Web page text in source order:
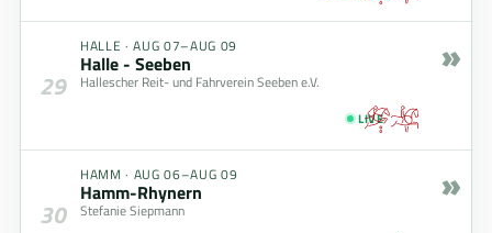
29
HALLE ·AUG 07–AUG 09
Halle - Seeben
Hallescher Reit- und Fahrverein Seeben e.V.
LIVE
»
30
HAMM · AUG 06–AUG 09
Hamm-Rhynern
Stefanie Siepmann
»